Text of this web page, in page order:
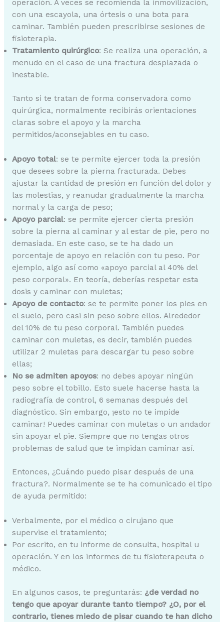
operación. A veces se recomienda la inmovilización,
con una escayola, una órtesis o una bota para
caminar. También pueden prescribirse sesiones de
fisioterapia.
Tratamiento quirúrgico: Se realiza una operación, a
menudo en el caso de una fractura desplazada o
inestable.
Tanto si te tratan de forma conservadora como
quirúrgica, normalmente recibirás orientaciones
claras sobre el apoyo y la marcha
permitidos/aconsejables en tu caso.
Apoyo total: se te permite ejercer toda la presión
que desees sobre la pierna fracturada. Debes
ajustar la cantidad de presión en función del dolor y
las molestias, y reanudar gradualmente la marcha
normal y la carga de peso;
Apoyo parcial: se permite ejercer cierta presión
sobre la pierna al caminar y al estar de pie, pero no
demasiada. En este caso, se te ha dado un
porcentaje de apoyo en relación con tu peso. Por
ejemplo, algo así como «apoyo parcial al 40% del
peso corporal». En teoría, deberías respetar esta
dosis y caminar con muletas;
Apoyo de contacto: se te permite poner los pies en
el suelo, pero casi sin peso sobre ellos. Alrededor
del 10% de tu peso corporal. También puedes
caminar con muletas, es decir, también puedes
utilizar 2 muletas para descargar tu peso sobre
ellas;
No se admiten apoyos: no debes apoyar ningún
peso sobre el tobillo. Esto suele hacerse hasta la
radiografía de control, 6 semanas después del
diagnóstico. Sin embargo, ¡esto no te impide
caminar! Puedes caminar con muletas o un andador
sin apoyar el pie. Siempre que no tengas otros
problemas de salud que te impidan caminar así.
Entonces, ¿Cuándo puedo pisar después de una
fractura?. Normalmente se te ha comunicado el tipo
de ayuda permitido:
Verbalmente, por el médico o cirujano que
supervise el tratamiento;
Por escrito, en tu informe de consulta, hospital u
operación. Y en los informes de tu fisioterapeuta o
médico.
En algunos casos, te preguntarás: ¿de verdad no
tengo que apoyar durante tanto tiempo? ¿O, por el
contrario, tienes miedo de pisar cuando te han dicho